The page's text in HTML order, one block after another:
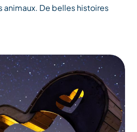
animaux. De belles histoires